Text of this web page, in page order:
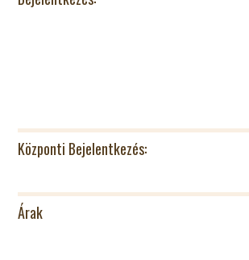
Központi Bejelentkezés:
Árak